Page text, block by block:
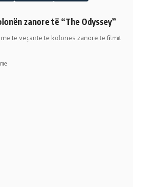
zanore të “The Odyssey”
të veçantë të kolonës zanore të filmit